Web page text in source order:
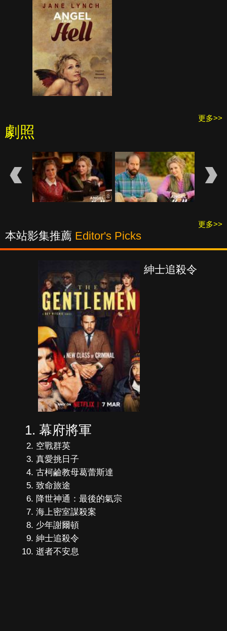
更多>>
劇照
更多>>
本站影集推薦 Editor's Picks
紳士追殺令
幕府將軍
空戰群英
真愛挑日子
古柯鹼教母葛蕾斯達
致命旅途
降世神通：最後的氣宗
海上密室謀殺案
少年謝爾頓
紳士追殺令
逝者不安息